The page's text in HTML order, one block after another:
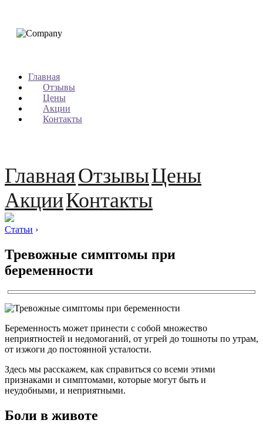
Главная
Отзывы
Цены
Акции
Контакты
ГлавнаяОтзывыЦены
АкцииКонтакты
Статьи ›
Тревожные симптомы при
беременности
Беременность может принести с собой множество
неприятностей и недомоганий, от угрей до тошноты по утрам,
от изжоги до постоянной усталости.
Здесь мы расскажем, как справиться со всеми этими
признаками и симптомами, которые могут быть и
неудобными, и неприятными.
Боли в животе